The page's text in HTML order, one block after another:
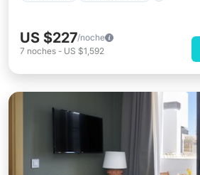
US $227/noche
7 noches - US $1,592